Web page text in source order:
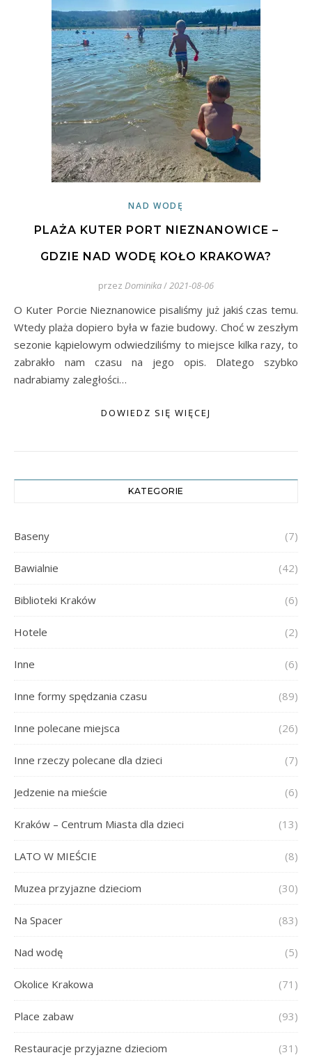
NAD WODĘ
PLAŻA KUTER PORT NIEZNANOWICE –
GDZIE NAD WODĘ KOŁO KRAKOWA?
przez Dominika/2021-08-06
O Kuter Porcie Nieznanowice pisaliśmy już jakiś czas temu.
Wtedy plaża dopiero była w fazie budowy. Choć w zeszłym
sezonie kąpielowym odwiedziliśmy to miejsce kilka razy, to
zabrakło nam czasu na jego opis. Dlatego szybko
nadrabiamy zaległości…
DOWIEDZ SIĘ WIĘCEJ
KATEGORIE
Baseny (7)
Bawialnie (42)
Biblioteki Kraków (6)
Hotele (2)
Inne (6)
Inne formy spędzania czasu (89)
Inne polecane miejsca (26)
Inne rzeczy polecane dla dzieci (7)
Jedzenie na mieście (6)
Kraków – Centrum Miasta dla dzieci (13)
LATO W MIEŚCIE (8)
Muzea przyjazne dzieciom (30)
Na Spacer (83)
Nad wodę (5)
Okolice Krakowa (71)
Place zabaw (93)
Restauracje przyjazne dzieciom (31)